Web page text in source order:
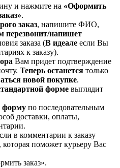
и нажмите на «Оформить
.
заказ, напишите ФИО,
перезвонит/напишет
заказа (В идеале если Вы
к заказу).
Вам придет подтверждение
Теперь останется только
новой покупке.
форме выглядит
форму по последовательным
доставки, оплаты,
в комментарии к заказу
поможет курьеру Вас
заказ».